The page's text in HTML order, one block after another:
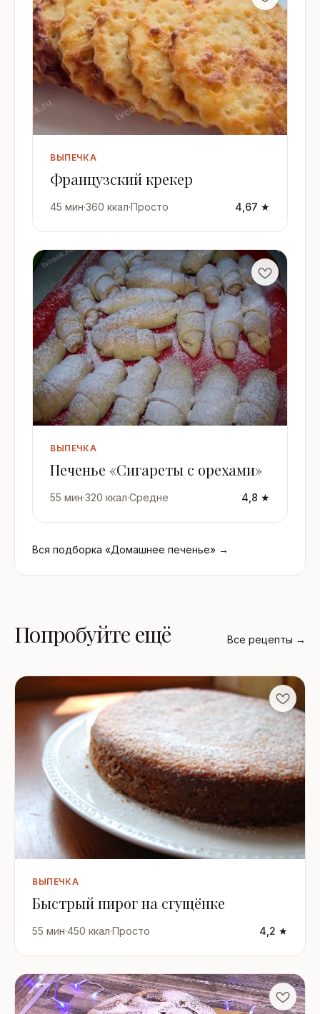
ВЫПЕЧКА
Французский крекер
45 мин·360 ккал·Просто 4,67 ★
ВЫПЕЧКА
Печенье «Сигареты с орехами»
55 мин·320 ккал·Средне 4,8 ★
Вся подборка «Домашнее печенье» →
Попробуйте ещё Все рецепты →
ВЫПЕЧКА
Быстрый пирог на сгущёнке
55 мин·450 ккал·Просто 4,2 ★